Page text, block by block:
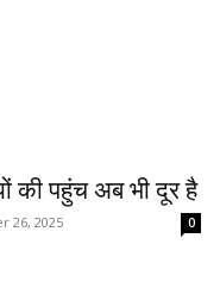
की पहुंच अब भी दूर है
26, 2025 0